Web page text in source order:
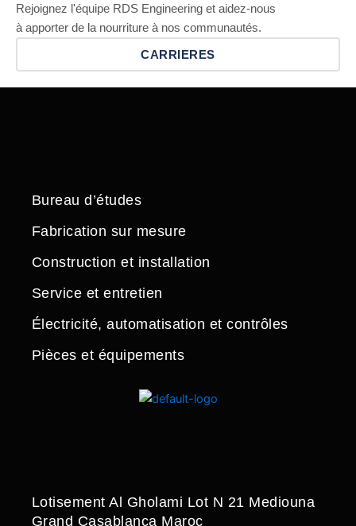
Rejoignez l'équipe RDS Engineering et aidez-nous
à apporter de la nourriture à nos communautés.
CARRIERES
Bureau d’études
Fabrication sur mesure
Construction et installation
Service et entretien
Électricité, automatisation et contrôles
Pièces et équipements
Lotisement Al Gholami Lot N 21 Mediouna
Grand Casablanca Maroc